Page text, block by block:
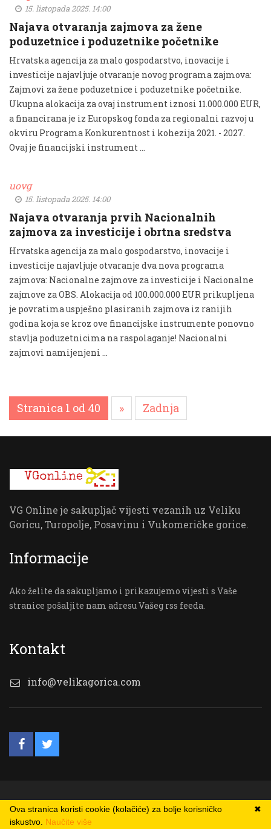
15. listopada 2025. 14:00
Najava otvaranja zajmova za žene
poduzetnice i poduzetnike početnike
Hrvatska agencija za malo gospodarstvo, inovacije i
investicije najavljuje otvaranje novog programa zajmova:
Zajmovi za žene poduzetnice i poduzetnike početnike.
Ukupna alokacija za ovaj instrument iznosi 11.000.000 EUR,
a financirana je iz Europskog fonda za regionalni razvoj u
okviru Programa Konkurentnost i kohezija 2021. - 2027.
Ovaj je financijski instrument …
uovg
15. listopada 2025. 14:00
Najava otvaranja prvih Nacionalnih
zajmova za investicije i obrtna sredstva
Hrvatska agencija za malo gospodarstvo, inovacije i
investicije najavljuje otvaranje dva nova programa
zajmova: Nacionalne zajmove za investicije i Nacionalne
zajmove za OBS. Alokacija od 100.000.000 EUR prikupljena
je povratima uspješno plasiranih zajmova iz ranijih
godina koja se kroz ove financijske instrumente ponovno
stavlja poduzetnicima na raspolaganje! Nacionalni
zajmovi namijenjeni …
Stranica 1 od 40 » Zadnja
VG Online je sakupljač vijesti vezanih uz Veliku
Goricu, Turopolje, Posavinu i Vukomeričke gorice.
Informacije
Ako želite da sakupljamo i prikazujemo vijesti s Vaše
stranice pošaljite nam adresu Vašeg rss feeda.
Kontakt
info@velikagorica.com
© VG Online ✖
Ova stranica koristi cookie (kolačiće) za bolje korisničko
iskustvo. Naučite više